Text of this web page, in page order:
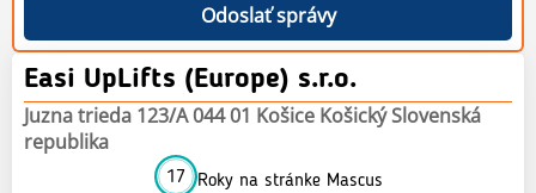
Odoslať správy
Easi UpLifts (Europe) s.r.o.
Juzna trieda 123/A 044 01 Košice Košický Slovenská
republika
17 Roky na stránke Mascus